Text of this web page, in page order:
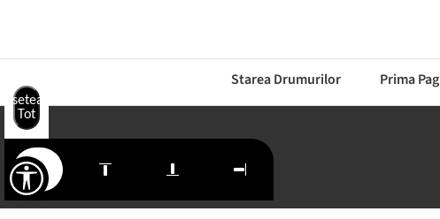
Starea Drumurilor Prima
Tot